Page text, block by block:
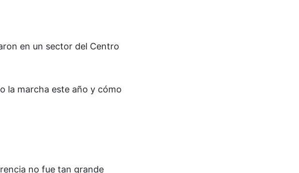
en un sector del Centro
la marcha este año y cómo
no fue tan grande